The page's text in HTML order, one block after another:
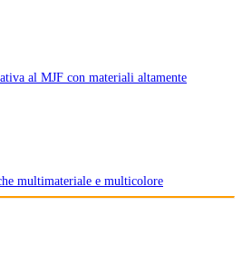
al MJF con materiali altamente
multimateriale e multicolore